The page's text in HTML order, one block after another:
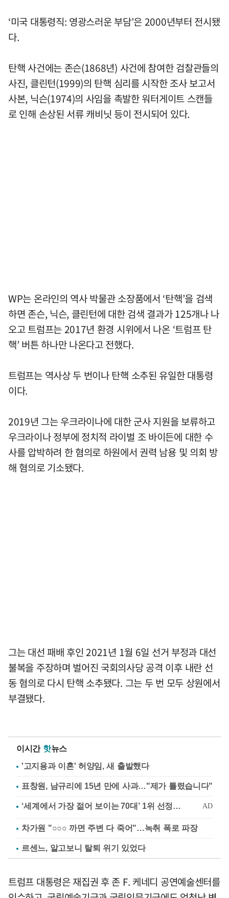
‘미국 대통령직: 영광스러운 부담’은 2000년부터 전시됐
다.
탄핵 사건에는 존슨(1868년) 사건에 참여한 검찰관들의
사진, 클린턴(1999)의 탄핵 심리를 시작한 조사 보고서
사본, 닉슨(1974)의 사임을 촉발한 워터게이트 스캔들
로 인해 손상된 서류 캐비닛 등이 전시되어 있다.
WP는 온라인의 역사 박물관 소장품에서 ‘탄핵’을 검색
하면 존슨, 닉슨, 클린턴에 대한 검색 결과가 125개나 나
오고 트럼프는 2017년 환경 시위에서 나온 ‘트럼프 탄
핵’ 버튼 하나만 나온다고 전했다.
트럼프는 역사상 두 번이나 탄핵 소추된 유일한 대통령
이다.
2019년 그는 우크라이나에 대한 군사 지원을 보류하고
우크라이나 정부에 정치적 라이벌 조 바이든에 대한 수
사를 압박하려 한 혐의로 하원에서 권력 남용 및 의회 방
해 혐의로 기소됐다.
그는 대선 패배 후인 2021년 1월 6일 선거 부정과 대선
불복을 주장하며 벌어진 국회의사당 공격 이후 내란 선
동 혐의로 다시 탄핵 소추됐다. 그는 두 번 모두 상원에서
부결됐다.
이시간 핫뉴스
'고지용과 이혼' 허양임, 새 출발했다
표창원, 남규리에 15년 만에 사과…"제가 틀렸습니다"
차가원 "○○○ 까면 주변 다 죽어"…녹취 폭로 파장
르센느, 알고보니 탈퇴 위기 있었다
트럼프 대통령은 재집권 후 존 F. 케네디 공연예술센터를